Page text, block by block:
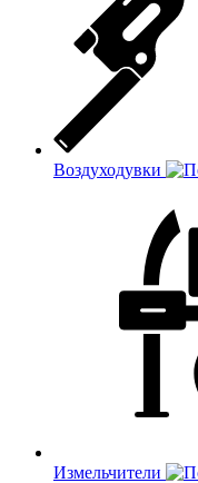
Воздуходувки
Измельчители